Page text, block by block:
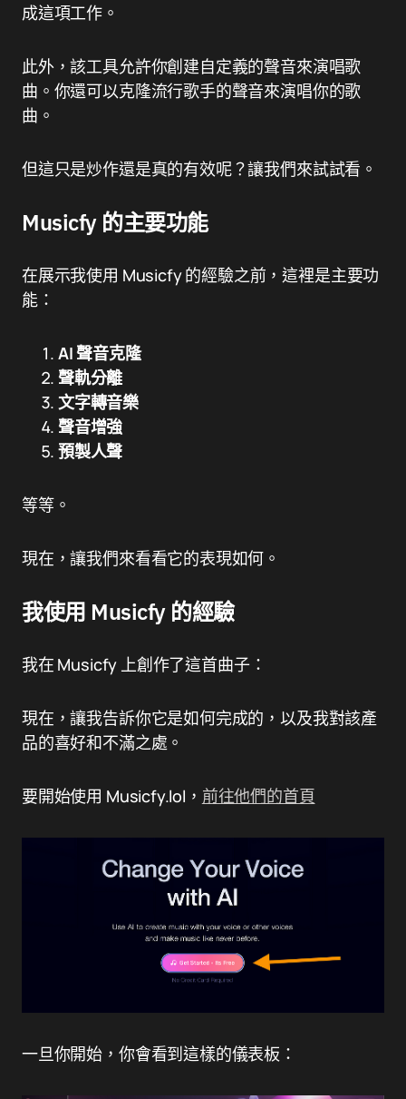
成這項工作。
此外，該工具允許你創建自定義的聲音來演唱歌
曲。你還可以克隆流行歌手的聲音來演唱你的歌
曲。
但這只是炒作還是真的有效呢？讓我們來試試看。
Musicfy 的主要功能
在展示我使用 Musicfy 的經驗之前，這裡是主要功
能：
AI 聲音克隆
聲軌分離
文字轉音樂
聲音增強
預製人聲
等等。
現在，讓我們來看看它的表現如何。
我使用 Musicfy 的經驗
我在 Musicfy 上創作了這首曲子：
現在，讓我告訴你它是如何完成的，以及我對該產
品的喜好和不滿之處。
要開始使用 Musicfy.lol， 前往他們的首頁
一旦你開始，你會看到這樣的儀表板：